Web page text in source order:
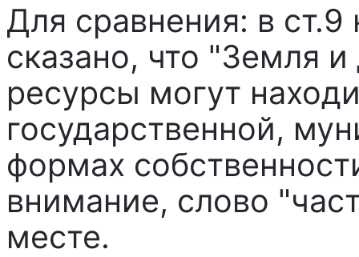
Для сравнения: в
сказано, что "Земля
ресурсы могут
государственной,
формах
внимание, слово
месте.